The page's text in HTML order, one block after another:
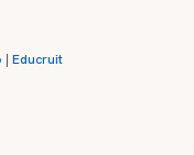
|Educruit